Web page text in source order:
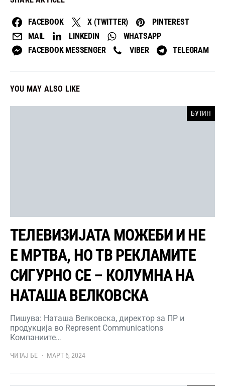
FACEBOOK X (TWITTER)
PINTEREST
MAIL
LINKEDIN
WHATSAPP
FACEBOOK MESSENGER
VIBER TELEGRAM
YOU MAY ALSO LIKE
БУТИН
ТЕЛЕВИЗИЈАТА МОЖЕБИ И НЕ
Е МРТВА, НО ТВ РЕКЛАМИТЕ
СИГУРНО СЕ – КОЛУМНА НА
НАТАША ВЕЛКОВСКА
Пишува: Наташа Велковска, директор за ПР и
продукција во Represent Communications
Компаниите…
ЧИТАЈ БЕ МАРТ 6, 2024